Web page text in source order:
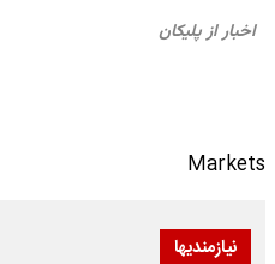
Markets
نیازمندیها